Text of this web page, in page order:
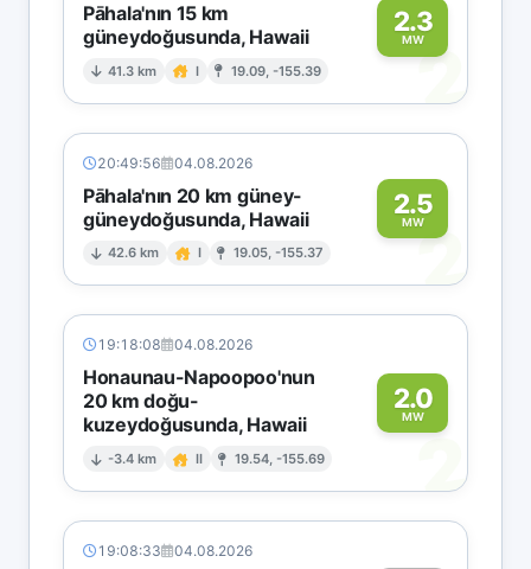
Pāhala'nın 15 km
güneydoğusunda, Hawaii
41.3 km I 19.09, -155.39
2.3
MW
2
20:49:56 04.08.2026
Pāhala'nın 20 km güney-
güneydoğusunda, Hawaii
42.6 km I 19.05, -155.37
2.5
MW2
19:18:08 04.08.2026
Honaunau-Napoopoo'nun
20 km doğu-
kuzeydoğusunda, Hawaii
-3.4 km II 19.54, -155.69
2.0
MW
2
19:08:33 04.08.2026